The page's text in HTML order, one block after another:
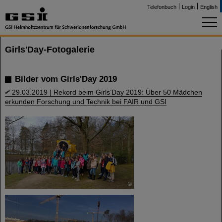
Telefonbuch Login English
Girls'Day-Fotogalerie
Bilder vom Girls'Day 2019
29.03.2019 | Rekord beim Girls’Day 2019: Über 50 Mädchen
erkunden Forschung und Technik bei FAIR und GSI
©